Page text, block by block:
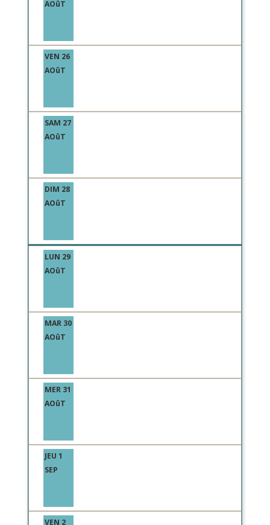
AOûT
VEN 26
AOûT
SAM 27
AOûT
DIM 28
AOûT
LUN 29
AOûT
MAR 30
AOûT
MER 31
AOûT
JEU 1
SEP
VEN 2